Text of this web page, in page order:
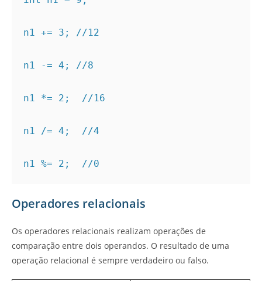
n1 += 3; //12
n1 -= 4; //8
n1 *= 2;  //16
n1 /= 4;  //4
n1 %= 2;  //0
Operadores relacionais
Os operadores relacionais realizam operações de
comparação entre dois operandos. O resultado de uma
operação relacional é sempre verdadeiro ou falso.